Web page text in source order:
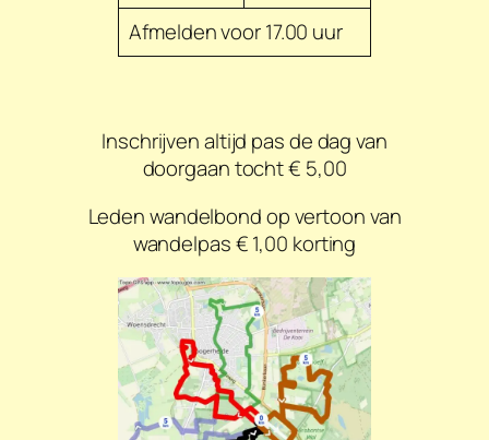
Afmelden voor 17.00 uur
Inschrijven altijd pas de dag van
doorgaan tocht € 5,00
Leden wandelbond op vertoon van
wandelpas € 1,00 korting